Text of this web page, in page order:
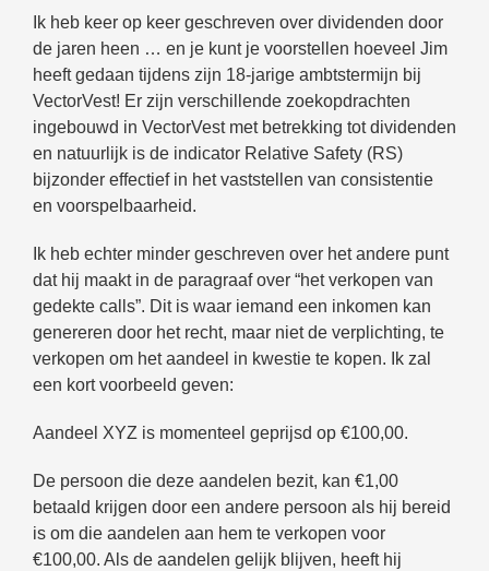
Ik heb keer op keer geschreven over dividenden door
de jaren heen … en je kunt je voorstellen hoeveel Jim
heeft gedaan tijdens zijn 18-jarige ambtstermijn bij
VectorVest! Er zijn verschillende zoekopdrachten
ingebouwd in VectorVest met betrekking tot dividenden
en natuurlijk is de indicator Relative Safety (RS)
bijzonder effectief in het vaststellen van consistentie
en voorspelbaarheid.
Ik heb echter minder geschreven over het andere punt
dat hij maakt in de paragraaf over “het verkopen van
gedekte calls”. Dit is waar iemand een inkomen kan
genereren door het recht, maar niet de verplichting, te
verkopen om het aandeel in kwestie te kopen. Ik zal
een kort voorbeeld geven:
Aandeel XYZ is momenteel geprijsd op €100,00.
De persoon die deze aandelen bezit, kan €1,00
betaald krijgen door een andere persoon als hij bereid
is om die aandelen aan hem te verkopen voor
€100,00. Als de aandelen gelijk blijven, heeft hij